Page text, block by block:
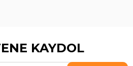
KAYDOL